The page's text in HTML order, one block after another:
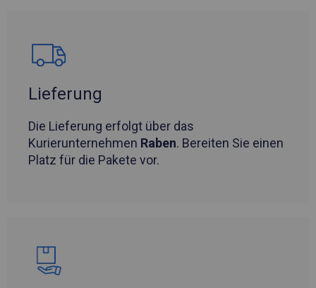
Lieferung
Die Lieferung erfolgt über das
Kurierunternehmen Raben. Bereiten Sie einen
Platz für die Pakete vor.